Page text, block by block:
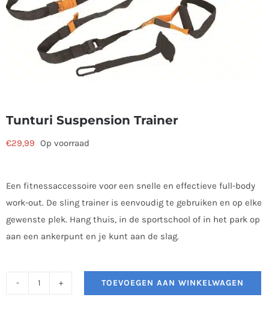
Tunturi Suspension Trainer
€29,99 Op voorraad
Een fitnessaccessoire voor een snelle en effectieve full-body
work-out. De sling trainer is eenvoudig te gebruiken en op elke
gewenste plek. Hang thuis, in de sportschool of in het park op
aan een ankerpunt en je kunt aan de slag.
TOEVOEGEN AAN WINKELWAGEN